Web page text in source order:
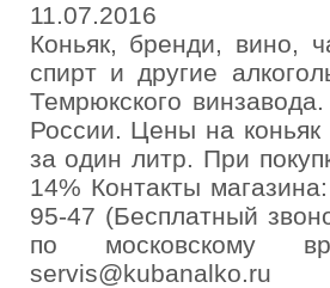
11.07.2016
Коньяк, бренди, вино,
спирт и другие
Темрюкского
России. Цены на
за один литр. При
14% Контакты
95-47 (Бесплатный
по московскому
servis@kubanalko.ru